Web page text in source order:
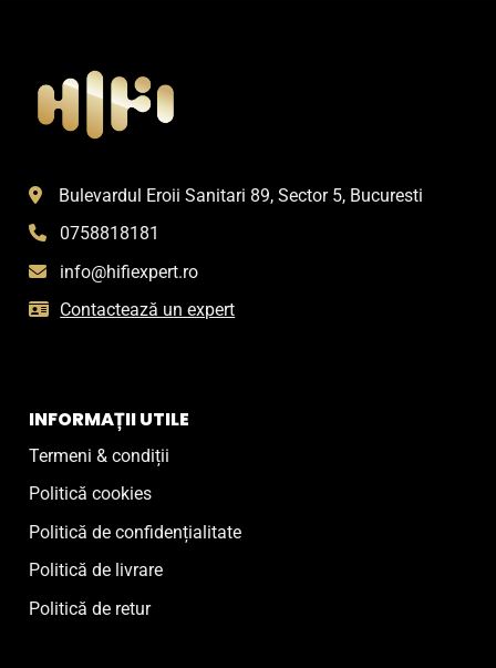
Bulevardul Eroii Sanitari 89, Sector 5, Bucuresti
0758818181
info@hifiexpert.ro
Contactează un expert
INFORMAȚII UTILE
Termeni & condiții
Politică cookies
Politică de confidențialitate
Politică de livrare
Politică de retur